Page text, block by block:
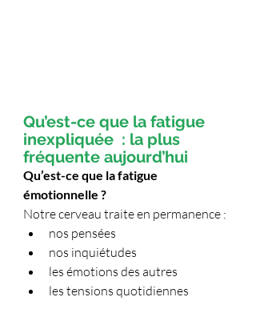
Qu’est-ce que la fatigue
inexpliquée  : la plus
fréquente aujourd’hui
Qu’est-ce que la fatigue
émotionnelle ?
Notre cerveau traite en permanence :
nos pensées
nos inquiétudes
les émotions des autres
les tensions quotidiennes